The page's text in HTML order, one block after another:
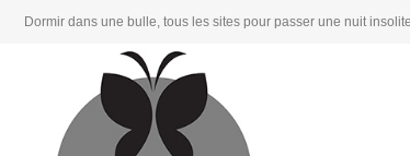
Dormir dans une bulle, tous les sites pour passer une nuit